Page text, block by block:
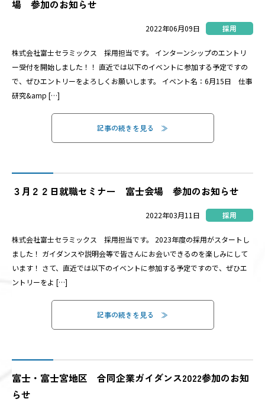
場 参加のお知らせ
採用
2022年06月09日
株式会社富士セラミックス 採用担当です。 インターンシップのエントリ
ー受付を開始しました！！ 直近では以下のイベントに参加する予定ですの
で、ぜひエントリーをよろしくお願いします。 イベント名：6月15日 仕事
研究&amp […]
記事の続きを見る
３月２２日就職セミナー 富士会場 参加のお知らせ
採用
2022年03月11日
株式会社富士セラミックス 採用担当です。 2023年度の採用がスタートし
ました！ ガイダンスや説明会等で皆さんにお会いできるのを楽しみにして
います！ さて、直近では以下のイベントに参加する予定ですので、ぜひエ
ントリーをよ […]
記事の続きを見る
富士・富士宮地区 合同企業ガイダンス2022参加のお知
らせ